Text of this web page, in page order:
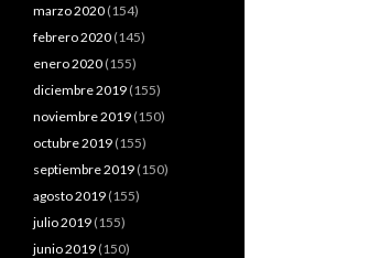
marzo 2020 (154)
febrero 2020 (145)
enero 2020 (155)
diciembre 2019 (155)
noviembre 2019 (150)
octubre 2019 (155)
septiembre 2019 (150)
agosto 2019 (155)
julio 2019 (155)
junio 2019 (150)